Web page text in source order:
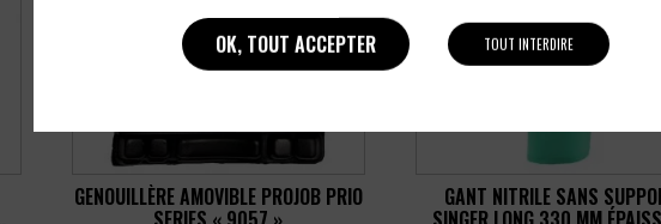
GENOUILLÈRE AMOVIBLE PROJOB PRIO GANT NITRILE SANS
OK, TOUT ACCEPTER TOUT INTERDIRE